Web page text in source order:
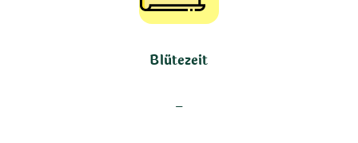
Blütezeit
–